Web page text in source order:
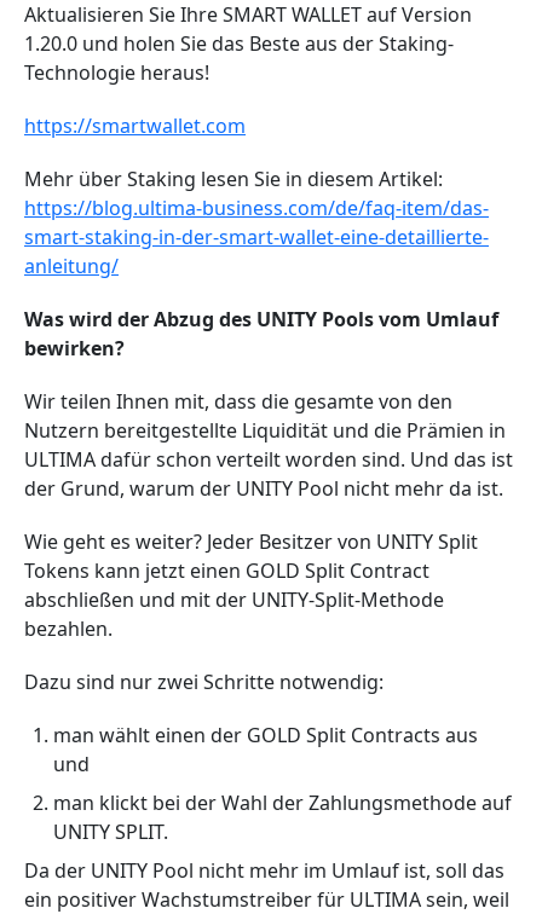
Aktualisieren Sie Ihre SMART WALLET auf Version
1.20.0 und holen Sie das Beste aus der Staking-
Technologie heraus!
https://smartwallet.com
Mehr über Staking lesen Sie in diesem Artikel:
https://blog.ultima-business.com/de/faq-item/das-
smart-staking-in-der-smart-wallet-eine-detaillierte-
anleitung/
Was wird der Abzug des UNITY Pools vom Umlauf
bewirken?
Wir teilen Ihnen mit, dass die gesamte von den
Nutzern bereitgestellte Liquidität und die Prämien in
ULTIMA dafür schon verteilt worden sind. Und das ist
der Grund, warum der UNITY Pool nicht mehr da ist.
Wie geht es weiter? Jeder Besitzer von UNITY Split
Tokens kann jetzt einen GOLD Split Contract
abschließen und mit der UNITY-Split-Methode
bezahlen.
Dazu sind nur zwei Schritte notwendig:
man wählt einen der GOLD Split Contracts aus
und
man klickt bei der Wahl der Zahlungsmethode auf
UNITY SPLIT.
Da der UNITY Pool nicht mehr im Umlauf ist, soll das
ein positiver Wachstumstreiber für ULTIMA sein, weil